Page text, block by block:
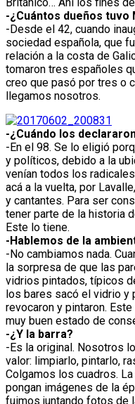
Británico… Ahí los fines
-¿Cuántos dueños tuvo
-Desde el 42, cuando
sociedad española, que
relación a la costa de
tomaron tres españoles
creo que pasó por tres o
llegamos nosotros.
-¿Cuándo los
-En el 98. Se lo eligió
y políticos, debido a la
venían todos los
acá a la vuelta, por
y cantantes. Para ser
tener parte de la historia
Este lo tiene.
-Hablemos de la
-No cambiamos nada.
la sorpresa de que las
vidrios pintados, típicos
los bares sacó el vidrio y
revocaron y pintaron.
muy buen estado de
-¿Y la barra?
-Es la original. Nosotros
valor: limpiarlo, pintarlo,
Colgamos los cuadros.
pongan imágenes de la
fuimos juntando fotos de